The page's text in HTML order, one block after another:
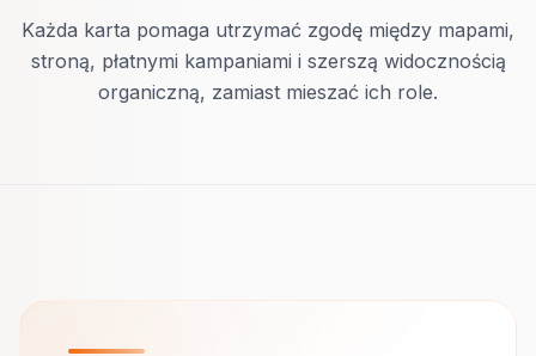
Każda karta pomaga utrzymać zgodę między mapami,
stroną, płatnymi kampaniami i szerszą widocznością
organiczną, zamiast mieszać ich role.